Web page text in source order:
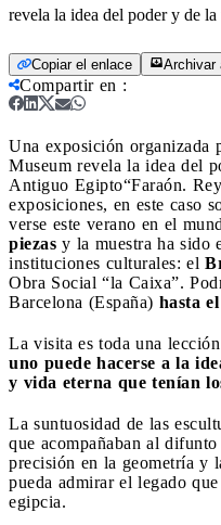
revela la idea del poder y de
Copiar el enlace Archivar
Compartir en :
Una exposición organizada
Museum revela la idea del
Antiguo Egipto“Faraón.
exposiciones, en este caso
verse este verano en el
piezas y la muestra ha sido
instituciones culturales: el
Obra Social “la Caixa”.
Barcelona (España) hasta
La visita es toda una
uno puede hacerse a la
y vida eterna que tenían
La suntuosidad de las
que acompañaban al
precisión en la geometría y
pueda admirar el legado
egipcia.